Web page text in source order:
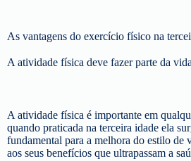
As vantagens do exercício físico na
A atividade física deve fazer parte da
A atividade física é importante em
quando praticada na terceira idade ela
fundamental para a melhora do estilo de
aos seus benefícios que ultrapassam a